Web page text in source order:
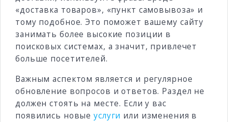
«доставка товаров», «пункт самовывоза» и
тому подобное. Это поможет вашему сайту
занимать более высокие позиции в
поисковых системах, а значит, привлечет
больше посетителей.
Важным аспектом является и регулярное
обновление вопросов и ответов. Раздел не
должен стоять на месте. Если у вас
появились новые услуги или изменения в